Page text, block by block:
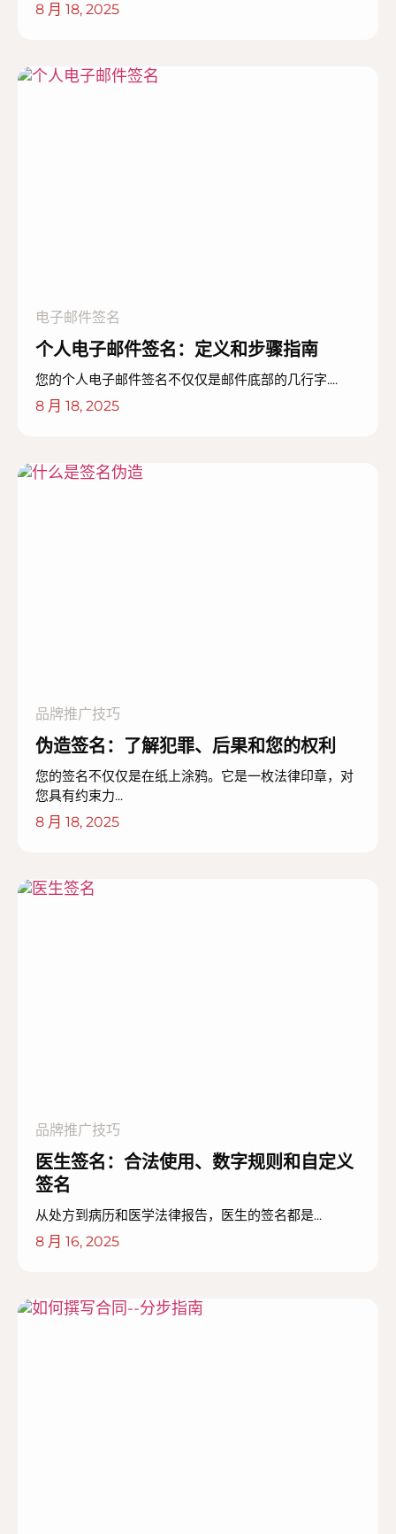
8 月 18, 2025
电子邮件签名
个人电子邮件签名：定义和步骤指南
您的个人电子邮件签名不仅仅是邮件底部的几行字....
8 月 18, 2025
品牌推广技巧
伪造签名：了解犯罪、后果和您的权利
您的签名不仅仅是在纸上涂鸦。它是一枚法律印章，对
您具有约束力...
8 月 18, 2025
品牌推广技巧
医生签名：合法使用、数字规则和自定义
签名
从处方到病历和医学法律报告，医生的签名都是...
8 月 16, 2025